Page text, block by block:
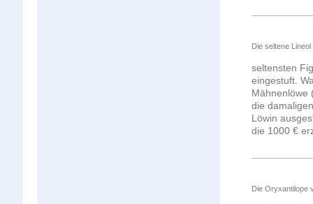
Die seltene
seltensten
eingestuft.
Mähnenlöwe
die
Löwin
die 1000 €
Die Oryxantilope